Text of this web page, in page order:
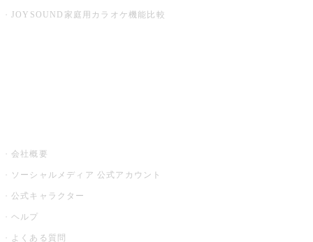
JOYSOUND家庭用カラオケ機能比較
会社概要
ソーシャルメディア 公式アカウント
公式キャラクター
ヘルプ
よくある質問